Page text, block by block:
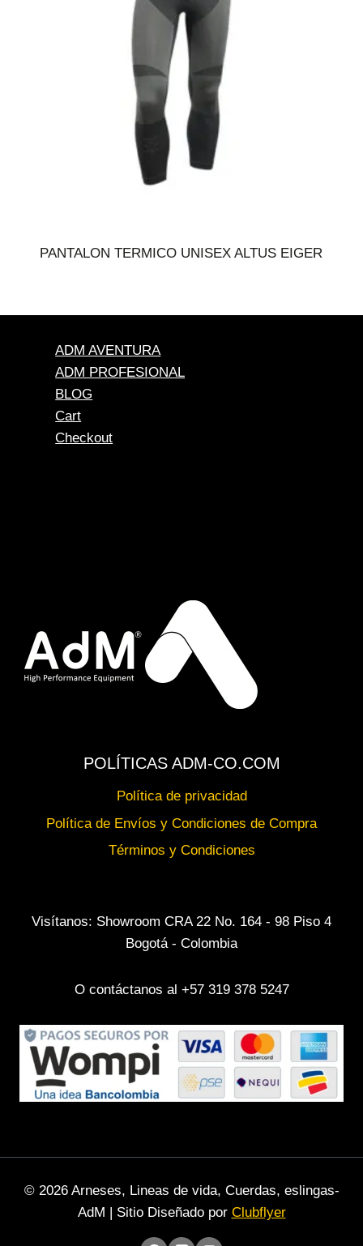
PANTALON TERMICO UNISEX ALTUS EIGER
ADM AVENTURA
ADM PROFESIONAL
BLOG
Cart
Checkout
POLÍTICAS ADM-CO.COM
Política de privacidad
Política de Envíos y Condiciones de Compra
Términos y Condiciones
Visítanos: Showroom CRA 22 No. 164 - 98 Piso 4
Bogotá - Colombia
O contáctanos al +57 319 378 5247
© 2026 Arneses, Lineas de vida, Cuerdas, eslingas-
AdM | Sitio Diseñado por Clubflyer